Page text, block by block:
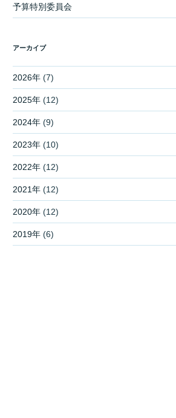
予算特別委員会
アーカイブ
2026年(7)
2025年(12)
2024年(9)
2023年(10)
2022年(12)
2021年(12)
2020年(12)
2019年(6)